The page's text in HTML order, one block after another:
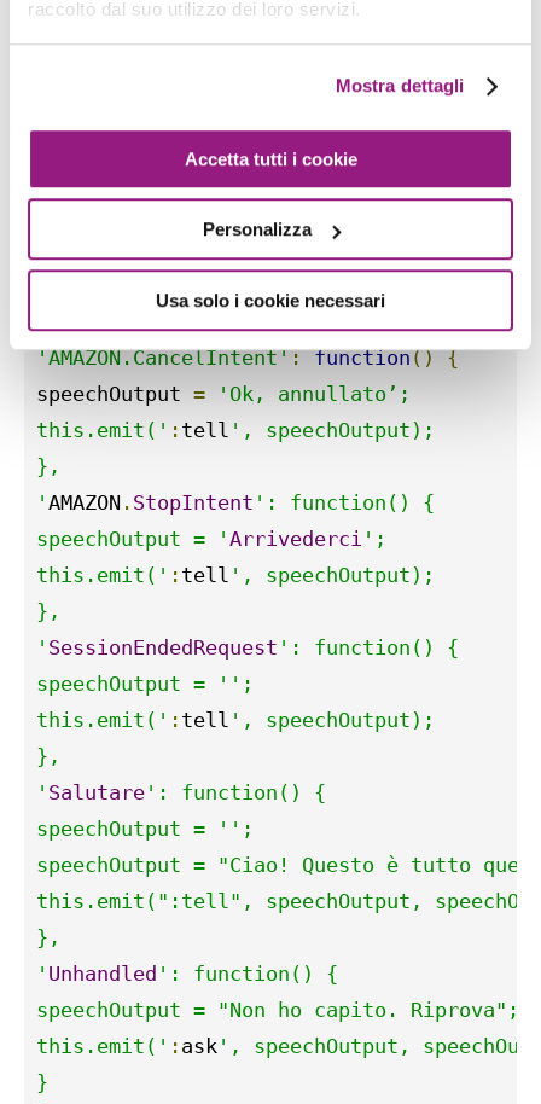
raccolto dal suo utilizzo dei loro servizi.
Mostra dettagli
Accetta tutti i cookie
Personalizza
Usa solo i cookie necessari
},
'AMAZON.CancelIntent': function() {
speechOutput =
'Ok, annullato’;
this.emit(' : tell ', speechOutput);
},
' AMAZON . StopIntent ': function() {
speechOutput = ' Arrivederci ';
this.emit(' : tell ', speechOutput);
},
' SessionEndedRequest ': function() {
speechOutput = '';
this.emit(' : tell ', speechOutput);
' Salutare ': function() {
speechOutput = '';
speechOutput = "Ciao! Questo è tutto
this.emit(":tell", speechOutput,
},
' Unhandled ': function() {
speechOutput = "Non ho capito. Riprova";
this.emit(' : ask ', speechOutput,
}